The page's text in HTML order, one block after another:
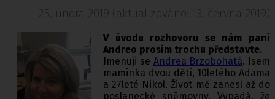
25. února 2019 (aktualizováno: 13. června 2019)
V úvodu rozhovoru se nám paní
Andreo prosím trochu představte.
Jmenuji se Andrea Brzobohatá. Jsem
maminka dvou dětí, 10letého Adama
a 27leté Nikol. Život mě zanesl až do
poslanecké sněmovny. Vypadá, že